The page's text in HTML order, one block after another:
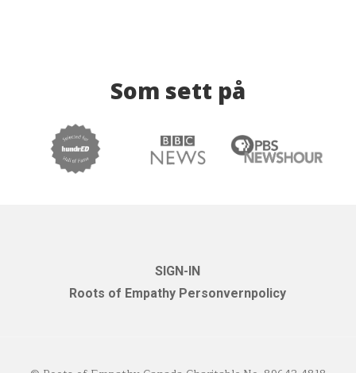
Som sett på
SIGN-IN
Roots of Empathy Personvernpolicy